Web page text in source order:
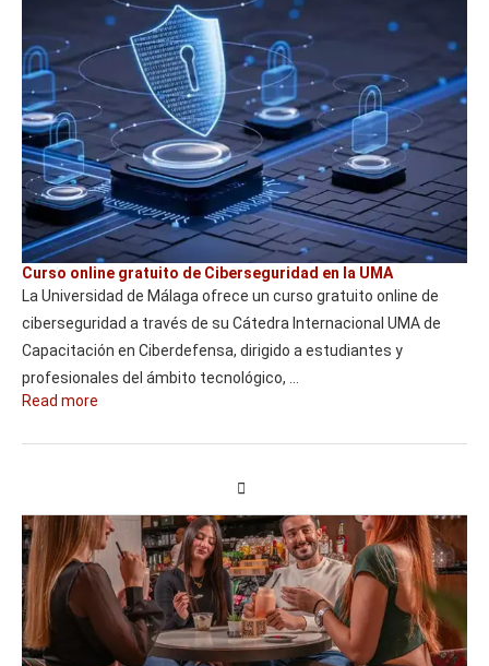
Curso online gratuito de Ciberseguridad en la UMA
La Universidad de Málaga ofrece un curso gratuito online de
ciberseguridad a través de su Cátedra Internacional UMA de
Capacitación en Ciberdefensa, dirigido a estudiantes y
profesionales del ámbito tecnológico, …
Read more